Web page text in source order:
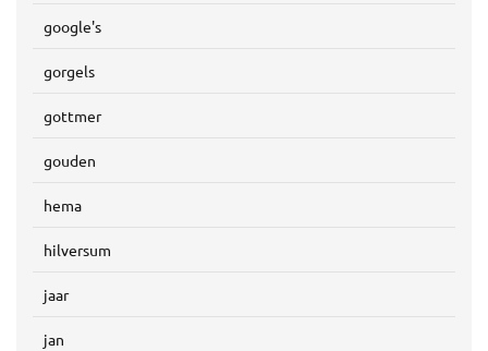
google's
gorgels
gottmer
gouden
hema
hilversum
jaar
jan